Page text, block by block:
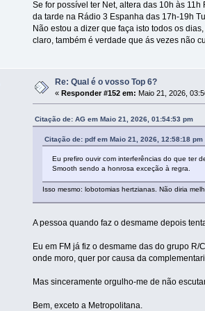
Se for possível ter Net, altera das 10h às
da tarde na Rádio 3 Espanha das 17h-19h
Não estou a dizer que faça isto todos os
claro, também é verdade que ás vezes não
Re: Qual é o vosso Top 6?
«Responder #152 em: Maio 21, 2026,
Citação de: AG em Maio 21, 2026, 01:54:53 pm
Citação de: pdf em Maio 21, 2026, 12:58:18 pm
Eu prefiro ouvir com interferências do que ter
Smooth sendo a honrosa exceção à regra.
Isso mesmo: lobotomias hertzianas. Não diria
A pessoa quando faz o desmame depois
Eu em FM já fiz o desmame das do grupo
onde moro, quer por causa da
Mas sinceramente orgulho-me de não
Bem, exceto a Metropolitana.